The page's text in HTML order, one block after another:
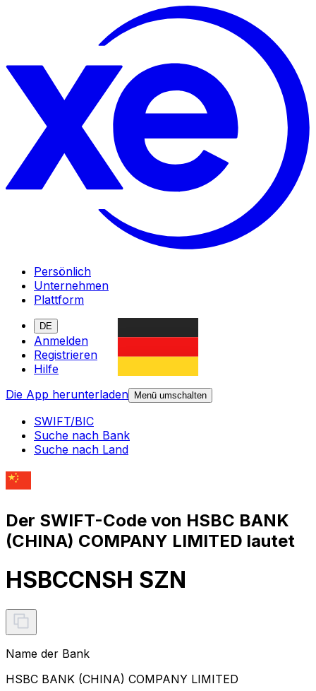
Persönlich
Unternehmen
Plattform
DE
Anmelden
Registrieren
Hilfe
Die App herunterladen
Menü umschalten
SWIFT/BIC
Suche nach Bank
Suche nach Land
Der SWIFT-Code von HSBC BANK
(CHINA) COMPANY LIMITED lautet
HSBCCNSH SZN
Name der Bank
HSBC BANK (CHINA) COMPANY LIMITED